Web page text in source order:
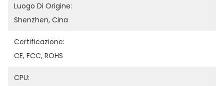
Luogo Di Origine:
Shenzhen, Cina
Certificazione:
CE, FCC, ROHS
CPU: